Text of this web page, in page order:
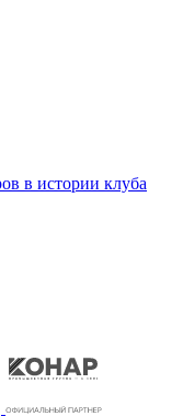
в истории клуба